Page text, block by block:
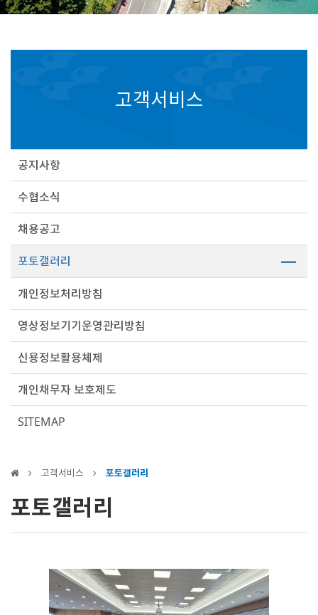
고객서비스
공지사항
수협소식
채용공고
포토갤러리
개인정보처리방침
영상정보기기운영관리방침
신용정보활용체제
개인채무자 보호제도
SITEMAP
고객서비스 포토갤러리
포토갤러리